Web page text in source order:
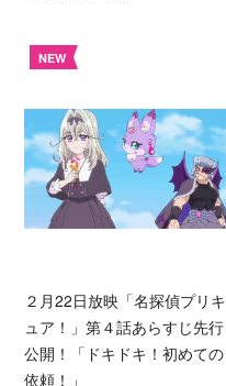
NEW
２月22日放映「名探偵プリキ
ュア！」第４話あらすじ先行
公開！「ドキドキ！初めての
依頼！」